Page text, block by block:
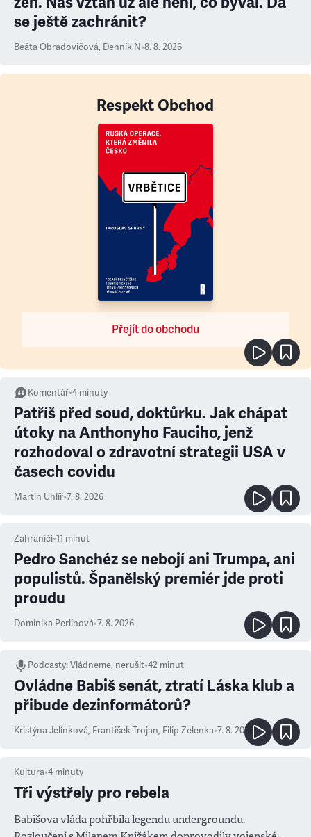
se ještě zachránit?
Beáta Obradovičová, Denník N•8. 8. 2026
Respekt Obchod
Přejít do obchodu
Komentář•4 minuty
Patříš před soud, doktůrku. Jak chápat
útoky na Anthonyho Fauciho, jenž
rozhodoval o zdravotní strategii USA v
časech covidu
Martin Uhlíř•7. 8. 2026
Zahraničí•11 minut
Pedro Sanchéz se nebojí ani Trumpa, ani
populistů. Španělský premiér jde proti
proudu
Dominika Perlínová•7. 8. 2026
Podcasty:Vládneme, nerušit•42 minut
Ovládne Babiš senát, ztratí Láska klub a
přibude dezinformátorů?
Kristýna Jelínková, František Trojan, Filip Zelenka•7. 8. 2026
Kultura•4 minuty
Tři výstřely pro rebela
Babišova vláda pohřbila legendu undergroundu.